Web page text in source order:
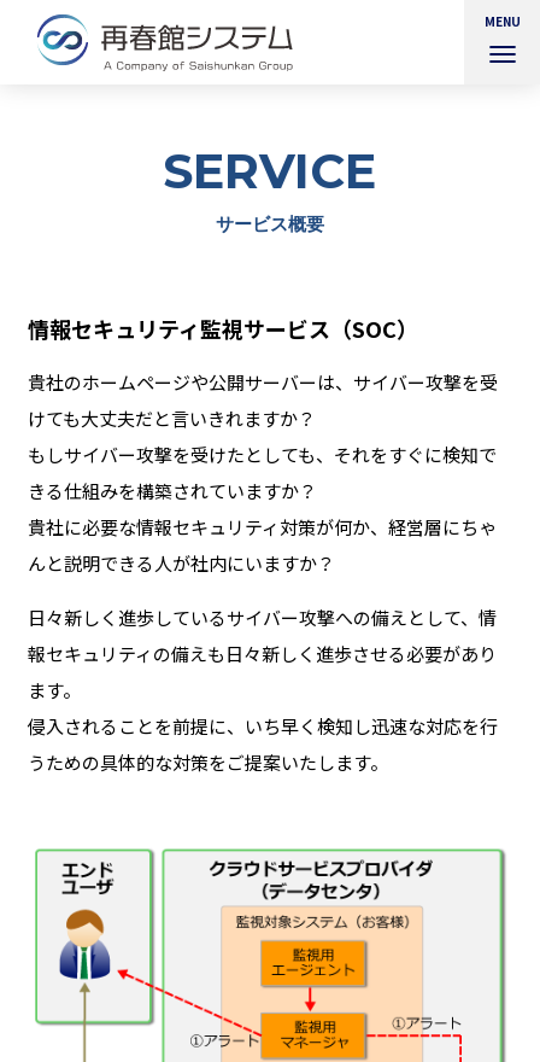
MENU
SERVICE
サービス概要
情報セキュリティ監視サービス（SOC）
貴社のホームページや公開サーバーは、サイバー攻撃を受
けても大丈夫だと言いきれますか？
もしサイバー攻撃を受けたとしても、それをすぐに検知で
きる仕組みを構築されていますか？
貴社に必要な情報セキュリティ対策が何か、経営層にちゃ
んと説明できる人が社内にいますか？
日々新しく進歩しているサイバー攻撃への備えとして、情
報セキュリティの備えも日々新しく進歩させる必要があり
ます。
侵入されることを前提に、いち早く検知し迅速な対応を行
うための具体的な対策をご提案いたします。